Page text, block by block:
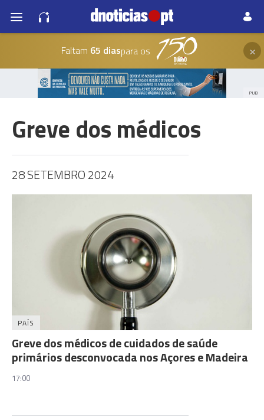
Faltam 65 diaspara os ×
PUB
Greve dos médicos
28 SETEMBRO 2024
PAÍS
Greve dos médicos de cuidados de saúde
primários desconvocada nos Açores e Madeira
17:00